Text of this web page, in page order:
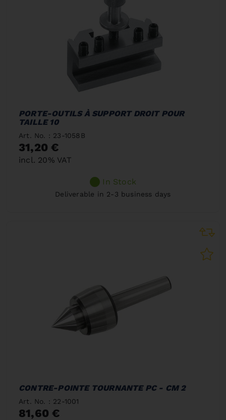
PORTE-OUTILS À SUPPORT DROIT POUR
TAILLE 10
Art. No. : 23-1058B
31,20 €
incl. 20% VAT
In Stock
Deliverable in 2-3 business days
CONTRE-POINTE TOURNANTE PC - CM 2
Art. No. : 22-1001
81,60 €